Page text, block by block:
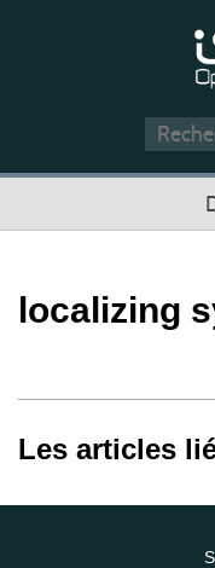
localizing
Les articles